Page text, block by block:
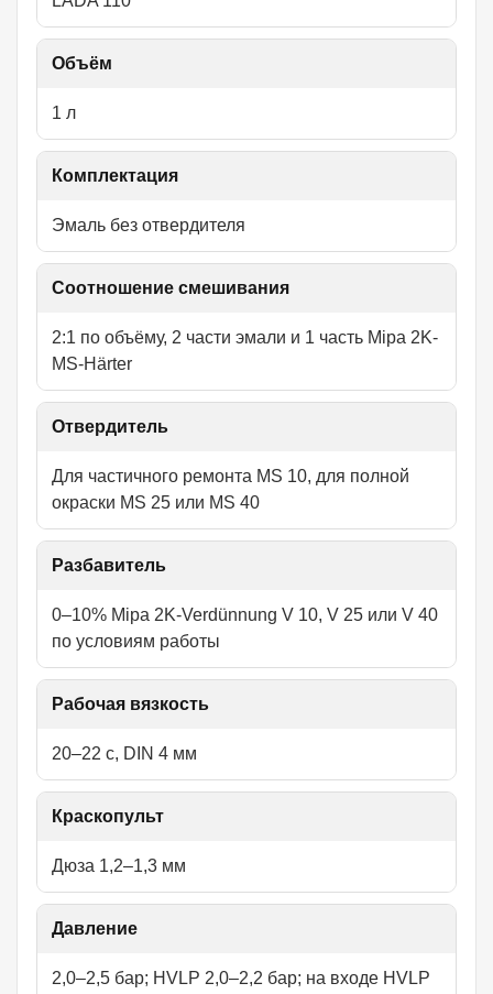
Объём
1 л
Комплектация
Эмаль без отвердителя
Соотношение смешивания
2:1 по объёму, 2 части эмали и 1 часть Mipa 2K-
MS-Härter
Отвердитель
Для частичного ремонта MS 10, для полной
окраски MS 25 или MS 40
Разбавитель
0–10% Mipa 2K-Verdünnung V 10, V 25 или V 40
по условиям работы
Рабочая вязкость
20–22 с, DIN 4 мм
Краскопульт
Дюза 1,2–1,3 мм
Давление
2,0–2,5 бар; HVLP 2,0–2,2 бар; на входе HVLP